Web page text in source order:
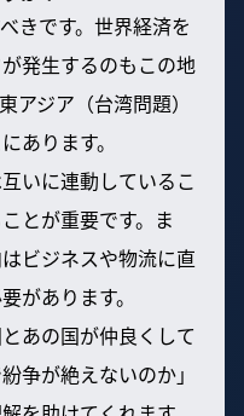
きです。世界経済を
発生するのもこの地
アジア（台湾問題）
あります。
いに連動しているこ
とが重要です。ま
ビジネスや物流に直
があります。
あの国が仲良くして
争が絶えないのか」